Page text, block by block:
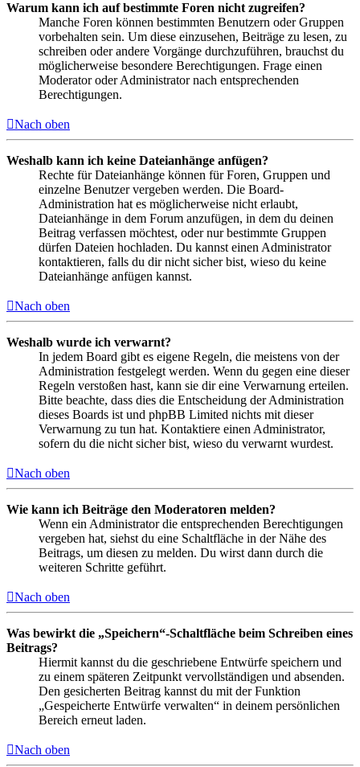
Warum kann ich auf bestimmte Foren nicht zugreifen?
Manche Foren können bestimmten Benutzern oder Gruppen
vorbehalten sein. Um diese einzusehen, Beiträge zu lesen, zu
schreiben oder andere Vorgänge durchzuführen, brauchst du
möglicherweise besondere Berechtigungen. Frage einen
Moderator oder Administrator nach entsprechenden
Berechtigungen.
Nach oben
Weshalb kann ich keine Dateianhänge anfügen?
Rechte für Dateianhänge können für Foren, Gruppen und
einzelne Benutzer vergeben werden. Die Board-
Administration hat es möglicherweise nicht erlaubt,
Dateianhänge in dem Forum anzufügen, in dem du deinen
Beitrag verfassen möchtest, oder nur bestimmte Gruppen
dürfen Dateien hochladen. Du kannst einen Administrator
kontaktieren, falls du dir nicht sicher bist, wieso du keine
Dateianhänge anfügen kannst.
Nach oben
Weshalb wurde ich verwarnt?
In jedem Board gibt es eigene Regeln, die meistens von der
Administration festgelegt werden. Wenn du gegen eine dieser
Regeln verstoßen hast, kann sie dir eine Verwarnung erteilen.
Bitte beachte, dass dies die Entscheidung der Administration
dieses Boards ist und phpBB Limited nichts mit dieser
Verwarnung zu tun hat. Kontaktiere einen Administrator,
sofern du die nicht sicher bist, wieso du verwarnt wurdest.
Nach oben
Wie kann ich Beiträge den Moderatoren melden?
Wenn ein Administrator die entsprechenden Berechtigungen
vergeben hat, siehst du eine Schaltfläche in der Nähe des
Beitrags, um diesen zu melden. Du wirst dann durch die
weiteren Schritte geführt.
Nach oben
Was bewirkt die „Speichern“-Schaltfläche beim Schreiben eines
Beitrags?
Hiermit kannst du die geschriebene Entwürfe speichern und
zu einem späteren Zeitpunkt vervollständigen und absenden.
Den gesicherten Beitrag kannst du mit der Funktion
„Gespeicherte Entwürfe verwalten“ in deinem persönlichen
Bereich erneut laden.
Nach oben